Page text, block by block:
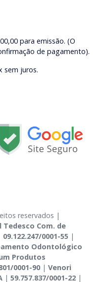
para emissão. (O
de pagamento).
sem juros.
reservados |
Tedesco Com. de
09.122.247/0001-55 |
Odontológico
Produtos
0001-90| Venori
| 59.757.837/0001-22 |